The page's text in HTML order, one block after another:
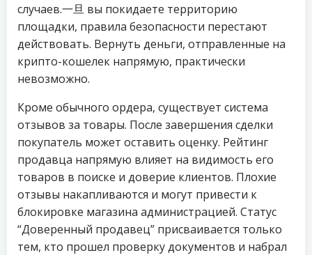
случаев.一旦 вы покидаете территорию
площадки, правила безопасности перестают
действовать. Вернуть деньги, отправленные на
крипто-кошелек напрямую, практически
невозможно.
Кроме обычного ордера, существует система
отзывов за товары. После завершения сделки
покупатель может оставить оценку. Рейтинг
продавца напрямую влияет на видимость его
товаров в поиске и доверие клиентов. Плохие
отзывы накапливаются и могут привести к
блокировке магазина администрацией. Статус
“Доверенный продавец” присваивается только
тем, кто прошел проверку документов и набрал